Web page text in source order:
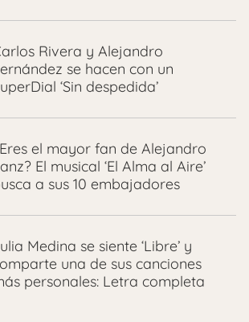
Rivera y Alejandro
se hacen con un
‘Sin despedida’
el mayor fan de Alejandro
El musical ‘El Alma al Aire’
a sus 10 embajadores
Medina se siente ‘Libre’ y
una de sus canciones
personales: Letra completa